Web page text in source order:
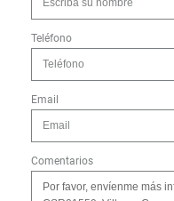
Teléfono
Email
Comentarios